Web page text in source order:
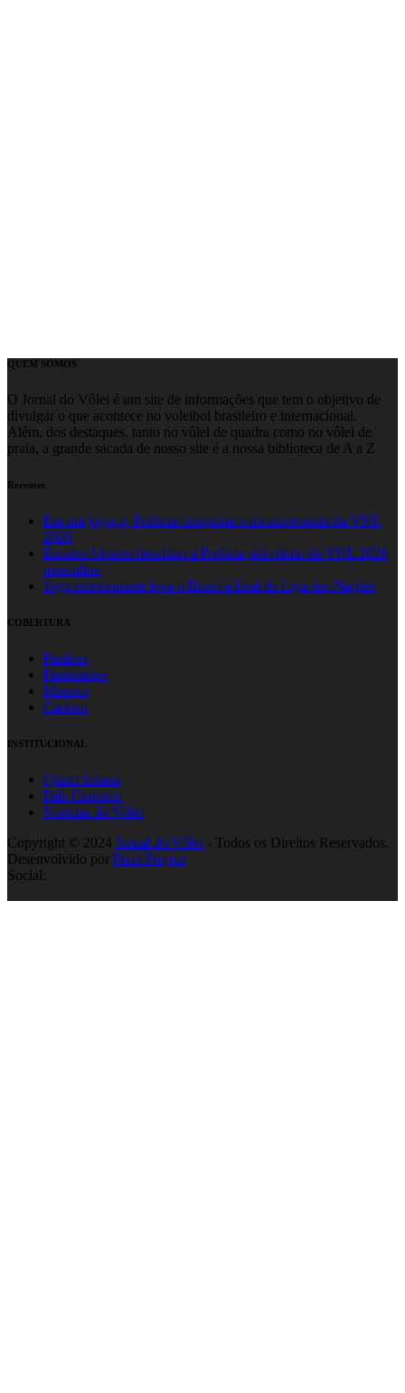
QUEM SOMOS
O Jornal do Vôlei é um site de informações que tem o objetivo de
divulgar o que acontece no voleibol brasileiro e internacional.
Além, dos destaques, tanto no vôlei de quadra como no vôlei de
praia, a grande sacada de nosso site é a nossa biblioteca de A a Z
Recentes
Em um jogaço, Polônia conquista o tricampeonato da VNL
2026
Estados Unidos desafiam a Polônia pelo título da VNL 2026
masculina
Jogo emocionante leva o Brasil à final da Liga das Nações
COBERTURA
Paulista
Paranaense
Mineiro
Carioca
INSTITUCIONAL
Quem Somos
Fale Conosco
Notícias do Vôlei
Copyright © 2024 Jornal do Vôlei - Todos os Direitos Reservados.
Desenvolvido por Pixel Project
Social: